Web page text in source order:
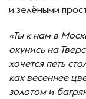
и зелёными
«Ты к нам в
окунись на
хочется петь
как весеннее
золотом и